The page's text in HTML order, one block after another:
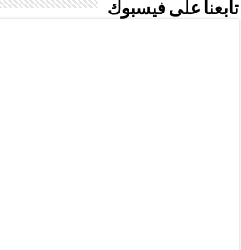
تابعنا على فيسبوك